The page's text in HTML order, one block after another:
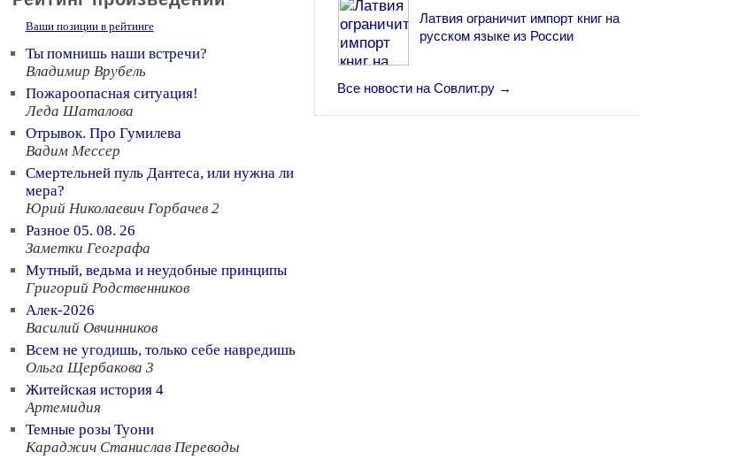
Ваши позиции в рейтинге
Ты помнишь наши встречи?
Владимир Врубель
Пожароопасная ситуация!
Леда Шаталова
Отрывок. Про Гумилева
Вадим Мессер
Смертельней пуль Дантеса, или нужна ли
мера?
Юрий Николаевич Горбачев 2
Разное 05. 08. 26
Заметки Географа
Мутный, ведьма и неудобные принципы
Григорий Родственников
Алек-2026
Василий Овчинников
Всем не угодишь, только себе навредишь
Ольга Щербакова 3
Житейская история 4
Артемидия
Темные розы Туони
Караджич Станислав Переводы
Латвия ограничит импорт книг на
русском языке из России
Все новости на Совлит.ру →